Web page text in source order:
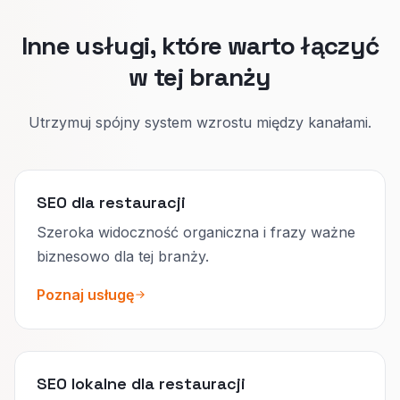
Inne usługi, które warto łączyć
w tej branży
Utrzymuj spójny system wzrostu między kanałami.
SEO dla restauracji
Szeroka widoczność organiczna i frazy ważne
biznesowo dla tej branży.
Poznaj usługę
SEO lokalne dla restauracji